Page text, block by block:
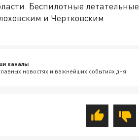
Беспилотные летательные
и Чертковским
каналы
новостях и важнейших событиях дня.